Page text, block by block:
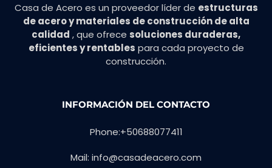
Casa de Acero es un proveedor líder de estructuras
de acero y materiales de construcción de alta
calidad , que ofrece soluciones duraderas,
eficientes y rentables para cada proyecto de
construcción.
INFORMACIÓN DEL CONTACTO
Phone:+50688077411
Mail: info@casadeacero.com